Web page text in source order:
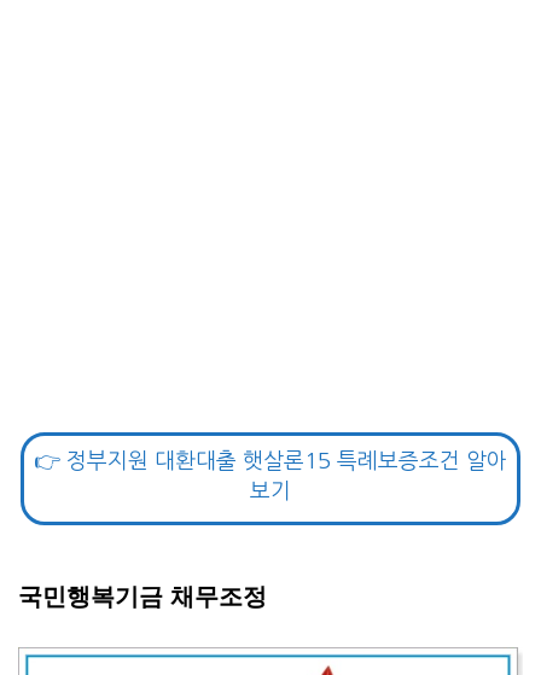
👉 정부지원 대환대출 햇살론15 특례보증조건 알아
보기
국민행복기금 채무조정